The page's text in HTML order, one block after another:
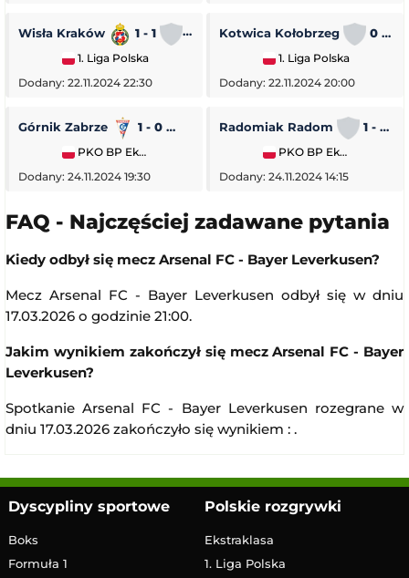
Wisła Kraków 1 - 1 Stal Rzeszów
1. Liga Polska
Dodany: 22.11.2024 22:30
Kotwica Kołobrzeg 0 - 5
1. Liga Polska
Dodany: 22.11.2024 20:00
Górnik Zabrze 1 - 0 Piast Gliwice
PKO BP Ekstraklasa
Dodany: 24.11.2024 19:30
Radomiak Radom 1 - 2
PKO BP Ekstraklasa
Dodany: 24.11.2024 14:15
FAQ - Najczęściej zadawane pytania
Kiedy odbył się mecz Arsenal FC - Bayer Leverkusen?
Mecz Arsenal FC - Bayer Leverkusen odbył się w dniu
17.03.2026 o godzinie 21:00.
Jakim wynikiem zakończył się mecz Arsenal FC - Bayer
Leverkusen?
Spotkanie Arsenal FC - Bayer Leverkusen rozegrane w
dniu 17.03.2026 zakończyło się wynikiem : .
Dyscypliny sportowe
Boks
Formuła 1
Polskie rozgrywki
Ekstraklasa
1. Liga Polska